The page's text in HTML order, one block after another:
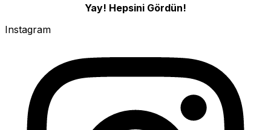
Yay! Hepsini Gördün!
Instagram